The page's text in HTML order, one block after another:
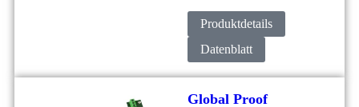
Produktdetails
Datenblatt
Global Proof